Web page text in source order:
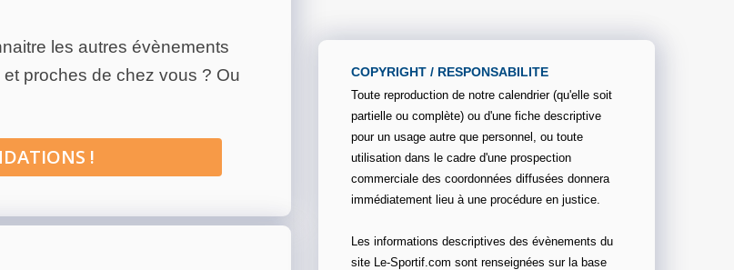
les autres évènements
proches de chez vous ? Ou
!
COPYRIGHT / RESPONSABILITE
Toute reproduction de notre calendrier (qu'elle soit
partielle ou complète) ou d'une fiche descriptive
pour un usage autre que personnel, ou toute
utilisation dans le cadre d'une prospection
commerciale des coordonnées diffusées donnera
immédiatement lieu à une procédure en justice.
Les informations descriptives des évènements du
site Le-Sportif.com sont renseignées sur la base